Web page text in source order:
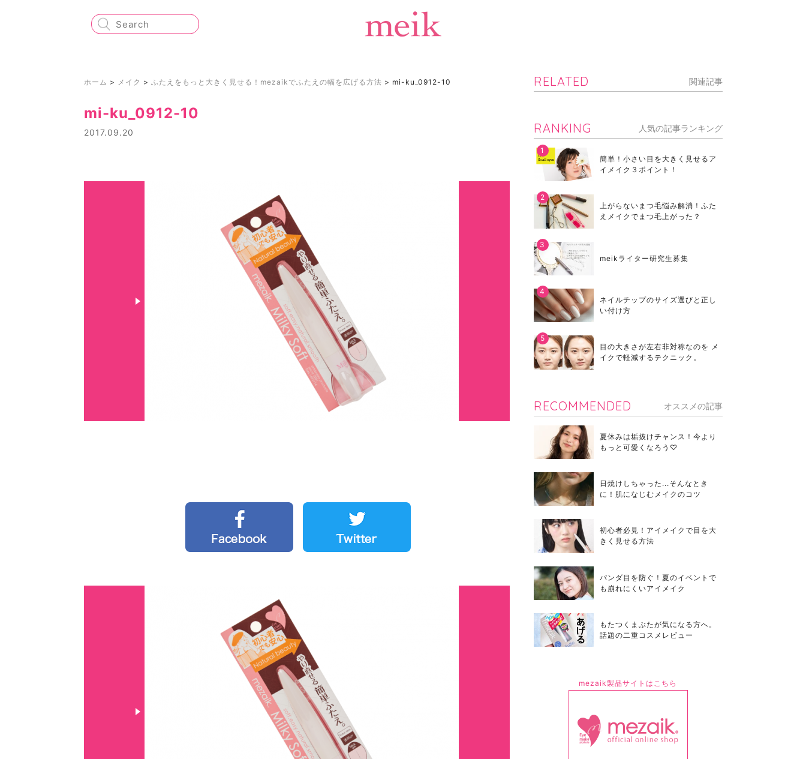
ホーム > メイク > ふたえをもっと大きく見せる！mezaikでふたえの幅を広げる方法 > mi-ku_0912-10
mi-ku_0912-10
2017.09.20
RELATED 関連記事
RANKING 人気の記事ランキング
簡単！小さい目を大きく見せるア
イメイク３ポイント！
上がらないまつ毛悩み解消！ふた
えメイクでまつ毛上がった？
meikライター研究生募集
ネイルチップのサイズ選びと正し
い付け方
目の大きさが左右非対称なのを メ
イクで軽減するテクニック。
RECOMMENDED オススメの記事
夏休みは垢抜けチャンス！今より
もっと可愛くなろう♡
日焼けしちゃった...そんなとき
に！肌になじむメイクのコツ
初心者必見！アイメイクで目を大
きく見せる方法
パンダ目を防ぐ！夏のイベントで
も崩れにくいアイメイク
もたつくまぶたが気になる方へ。
話題の二重コスメレビュー
mezaik製品サイトはこちら